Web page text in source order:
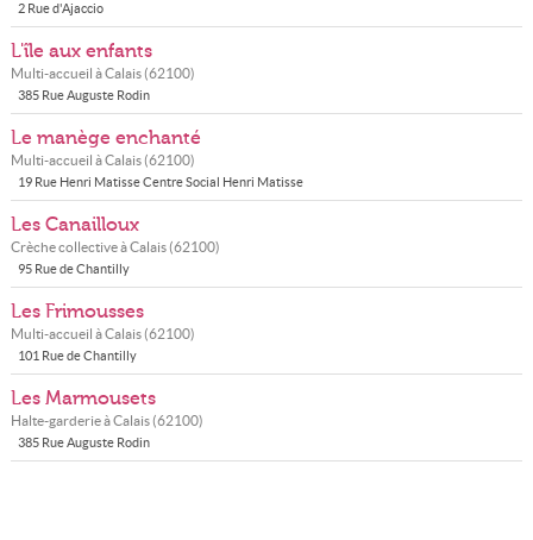
2 Rue d'Ajaccio
L'île aux enfants
Multi-accueil àCalais(62100)
385 Rue Auguste Rodin
Le manège enchanté
Multi-accueil àCalais(62100)
19 Rue Henri Matisse Centre Social Henri Matisse
Les Canailloux
Crèche collective àCalais(62100)
95 Rue de Chantilly
Les Frimousses
Multi-accueil àCalais(62100)
101 Rue de Chantilly
Les Marmousets
Halte-garderie àCalais(62100)
385 Rue Auguste Rodin